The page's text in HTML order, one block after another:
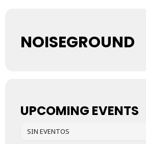
NOISEGROUND
UPCOMING EVENTS
SIN EVENTOS